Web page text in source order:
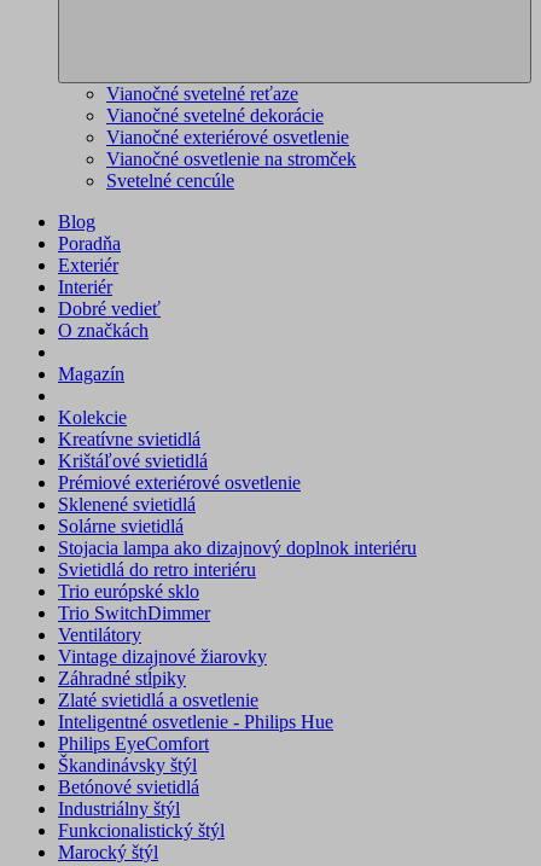
Vianočné svetelné reťaze
Vianočné svetelné dekorácie
Vianočné exteriérové osvetlenie
Vianočné osvetlenie na stromček
Svetelné cencúle
Blog
Poradňa
Exteriér
Interiér
Dobré vedieť
O značkách
Magazín
Kolekcie
Kreatívne svietidlá
Krištáľové svietidlá
Prémiové exteriérové osvetlenie
Sklenené svietidlá
Solárne svietidlá
Stojacia lampa ako dizajnový doplnok interiéru
Svietidlá do retro interiéru
Trio európské sklo
Trio SwitchDimmer
Ventilátory
Vintage dizajnové žiarovky
Záhradné stĺpiky
Zlaté svietidlá a osvetlenie
Inteligentné osvetlenie - Philips Hue
Philips EyeComfort
Škandinávsky štýl
Betónové svietidlá
Industriálny štýl
Funkcionalistický štýl
Marocký štýl